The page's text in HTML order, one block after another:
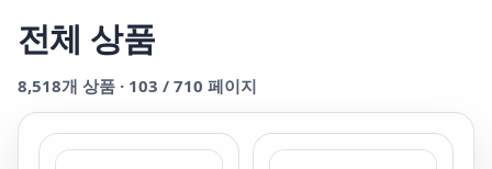
전체 상품
8,518개 상품 · 103 / 710 페이지